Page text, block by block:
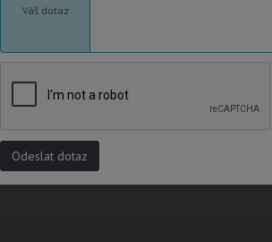
Váš dotaz
Odeslat dotaz